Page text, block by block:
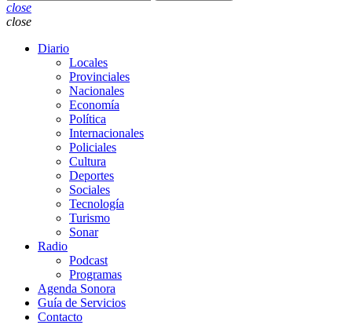
close
close
Diario
Locales
Provinciales
Nacionales
Economía
Política
Internacionales
Policiales
Cultura
Deportes
Sociales
Tecnología
Turismo
Sonar
Radio
Podcast
Programas
Agenda Sonora
Guía de Servicios
Contacto